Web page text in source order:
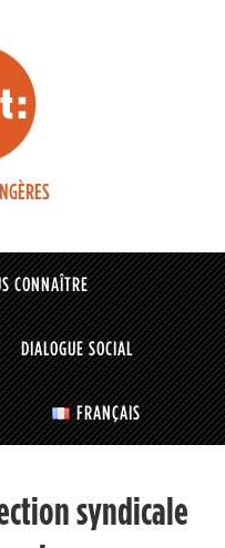
CONNAÎTRE
DIALOGUE SOCIAL
FRANÇAIS
syndicale